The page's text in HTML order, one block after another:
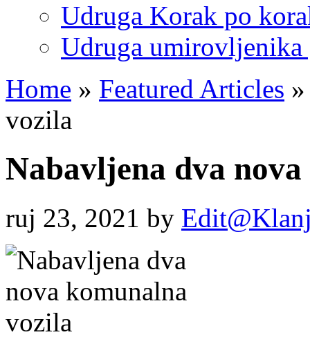
Udruga Korak po
Udruga umirovljenika
Home » Featured Articles »
vozila
Nabavljena dva
ruj 23, 2021 by